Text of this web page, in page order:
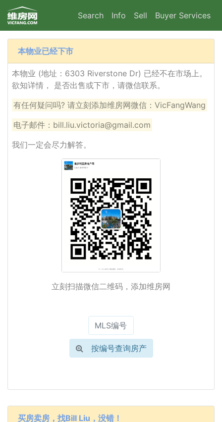
Search Info Sell Buyer Services
本物业已经下市
本物业 (地址：6303 Riverstone Dr) 已经不在市场上。
欲知详情， 是否出售或下市，请微信联系。
有任何疑问吗? 请立刻添加维房网微信：VicFangWang
电子邮件：bill.liu.victoria@gmail.com
我们一定会尽力解答。
立刻扫描微信二维码，添加维房网
按编号查询房产
买房卖房，找Bill Liu，没错！